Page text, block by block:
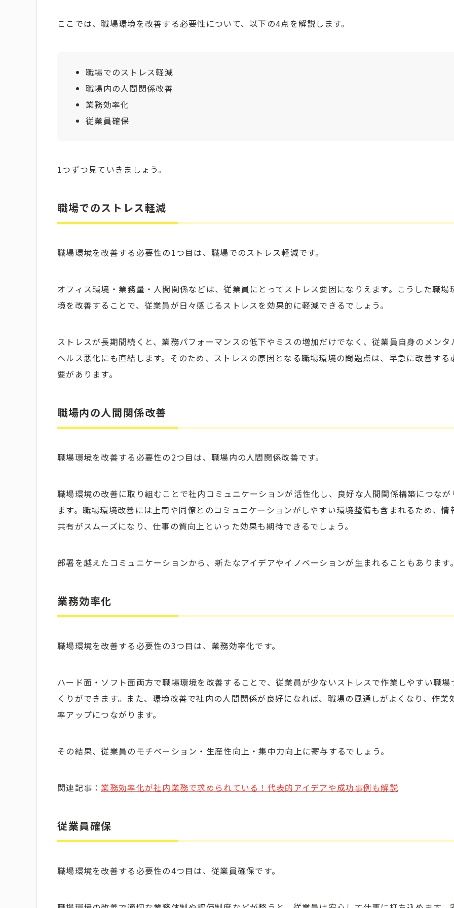
ここでは、職場環境を改善する必要性について、以下の4点を解説します。
職場でのストレス軽減
職場内の人間関係改善
業務効率化
従業員確保
1つずつ見ていきましょう。
職場でのストレス軽減
職場環境を改善する必要性の1つ目は、職場でのストレス軽減です。
オフィス環境・業務量・人間関係などは、従業員にとってストレス要因になりえます。こうした職場
境を改善することで、従業員が日々感じるストレスを効果的に軽減できるでしょう。
ストレスが長期間続くと、業務パフォーマンスの低下やミスの増加だけでなく、従業員自身のメンタ
ヘルス悪化にも直結します。そのため、ストレスの原因となる職場環境の問題点は、早急に改善する
要があります。
職場内の人間関係改善
職場環境を改善する必要性の2つ目は、職場内の人間関係改善です。
職場環境の改善に取り組むことで社内コミュニケーションが活性化し、良好な人間関係構築につなが
ます。職場環境改善には上司や同僚とのコミュニケーションがしやすい環境整備も含まれるため、情
共有がスムーズになり、仕事の質向上といった効果も期待できるでしょう。
部署を越えたコミュニケーションから、新たなアイデアやイノベーションが生まれることもあります。
業務効率化
職場環境を改善する必要性の3つ目は、業務効率化です。
ハード面・ソフト面両方で職場環境を改善することで、従業員が少ないストレスで作業しやすい職場
くりができます。また、環境改善で社内の人間関係が良好になれば、職場の風通しがよくなり、作業
率アップにつながります。
その結果、従業員のモチベーション・生産性向上・集中力向上に寄与するでしょう。
関連記事： 業務効率化が社内業務で求められている！代表的アイデアや成功事例も解説
従業員確保
職場環境を改善する必要性の4つ目は、従業員確保です。